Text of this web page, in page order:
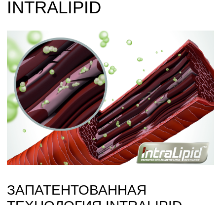
АММИАК = 0%
НЕ СОДЕРЖИТ
АММИАКА.
НЕ СОДЕРЖИТ
СИЛИКОНОВ И
ЭТАНОЛА